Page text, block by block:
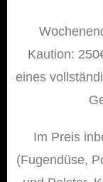
Kaution:
eines
Im Preis
(Fugendüse,